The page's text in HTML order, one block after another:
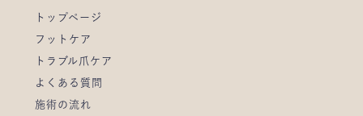
トップページ
フットケア
トラブル爪ケア
よくある質問
施術の流れ